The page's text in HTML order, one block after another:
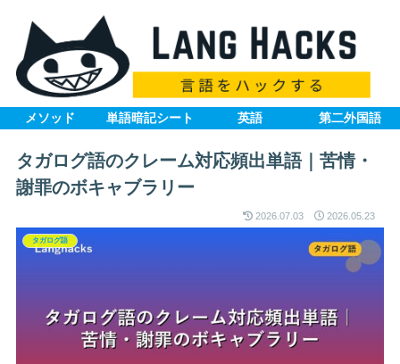
メソッド 単語暗記シート 英語 第二外国語
タガログ語のクレーム対応頻出単語｜苦情・
謝罪のボキャブラリー
2026.07.03 2026.05.23
タガログ語